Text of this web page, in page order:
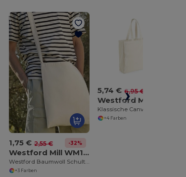
1,75 € 2,55 € -32%
Westford Mill WM107
Westford Baumwoll Schultertasche für Einkäufe
+3 Farben
5,74 € 6,95 €
+4 Farben